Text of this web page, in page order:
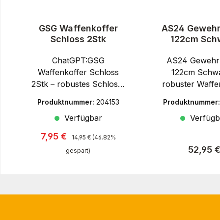
GSG Waffenkoffer
Schloss 2Stk
ChatGPT:GSG
Waffenkoffer Schloss
2Stk – robustes Schloss-
WaffenaufbewahrungDer
Hersteller GSG steht für
Qualität, Zuverlässigkeit
und Sicherheit im
Bereich Waffen- und
Produktnummer: 204153
Verfügbar
Verkaufspreis:
7,95 € Regulärer Preis:
14,95 € (46.82%
gespart)
AS24
122cm
AS24
122cm
robuster
Hersteller AS24
und52,95 €